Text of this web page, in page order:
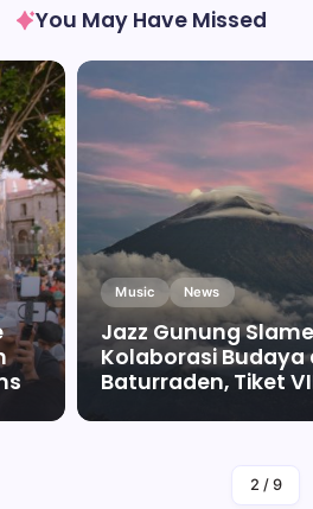
You May Have Missed
Music News
Jazz Gunung
Kolaborasi Budaya
Baturraden, Tiket
By Falah Malaika Az Zahra
2 / 9